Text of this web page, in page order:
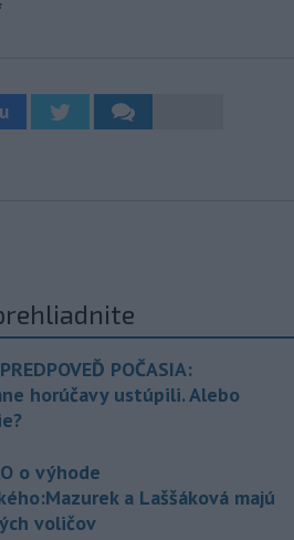
POČASIA:
horúčavy ustúpili. Alebo
o výhode
a Laššáková majú
voličov